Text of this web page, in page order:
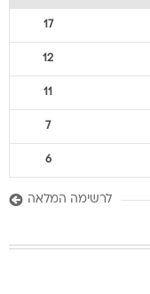
17
12
11
7
6
לרשימה המלאה